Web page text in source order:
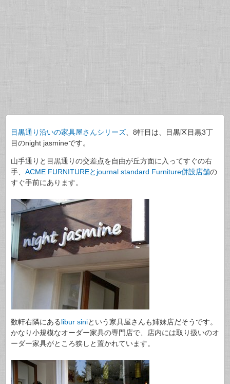
目黒通り沿いの家具屋さんシリーズ 、8軒目は、目黒区目黒3丁
目のnight jasmineです。
山手通りと目黒通りの交差点を自由が丘方面に入ってすぐの右
手、 ACME FURNITUREとjournal standard Furniture併設店舗の
すぐ手前にあります。
数軒右隣にあるlibur siniという家具屋さんも姉妹店だそうです。
かなり小規模なオーダー家具の専門店で、店内には取り扱いのオ
ーダー家具がところ狭しと置かれています。